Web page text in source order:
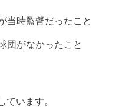
当時監督だったこと
団がなかったこと
ています。